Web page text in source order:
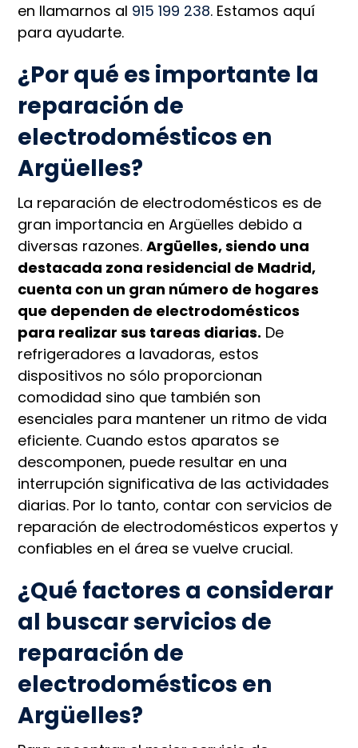
en llamarnos al 915 199 238. Estamos aquí
para ayudarte.
¿Por qué es importante la
reparación de
electrodomésticos en
Argüelles?
La reparación de electrodomésticos es de
gran importancia en Argüelles debido a
diversas razones.Argüelles, siendo una
destacada zona residencial de Madrid,
cuenta con un gran número de hogares
que dependen de electrodomésticos
para realizar sus tareas diarias. De
refrigeradores a lavadoras, estos
dispositivos no sólo proporcionan
comodidad sino que también son
esenciales para mantener un ritmo de vida
eficiente. Cuando estos aparatos se
descomponen, puede resultar en una
interrupción significativa de las actividades
diarias. Por lo tanto, contar con servicios de
reparación de electrodomésticos expertos y
confiables en el área se vuelve crucial.
¿Qué factores a considerar
al buscar servicios de
reparación de
electrodomésticos en
Argüelles?